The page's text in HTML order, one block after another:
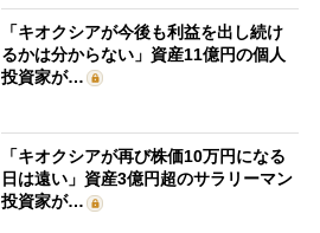
「キオクシアが今後も利益を出し続け
るかは分からない」資産11億円の個人
投資家が…
「キオクシアが再び株価10万円になる
日は遠い」資産3億円超のサラリーマン
投資家が…